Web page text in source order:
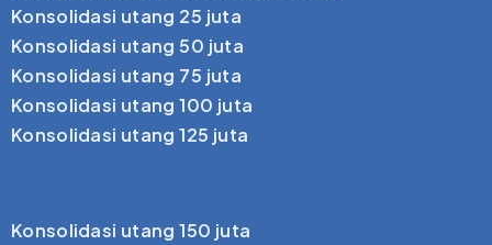
Konsolidasi utang 25 juta
Konsolidasi utang 50 juta
Konsolidasi utang 75 juta
Konsolidasi utang 100 juta
Konsolidasi utang 125 juta
Konsolidasi utang 150 juta